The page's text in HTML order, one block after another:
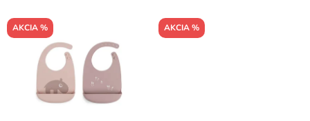
AKCIA % AKCIA %